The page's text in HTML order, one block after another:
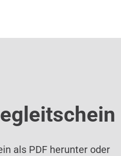
als PDF herunter oder